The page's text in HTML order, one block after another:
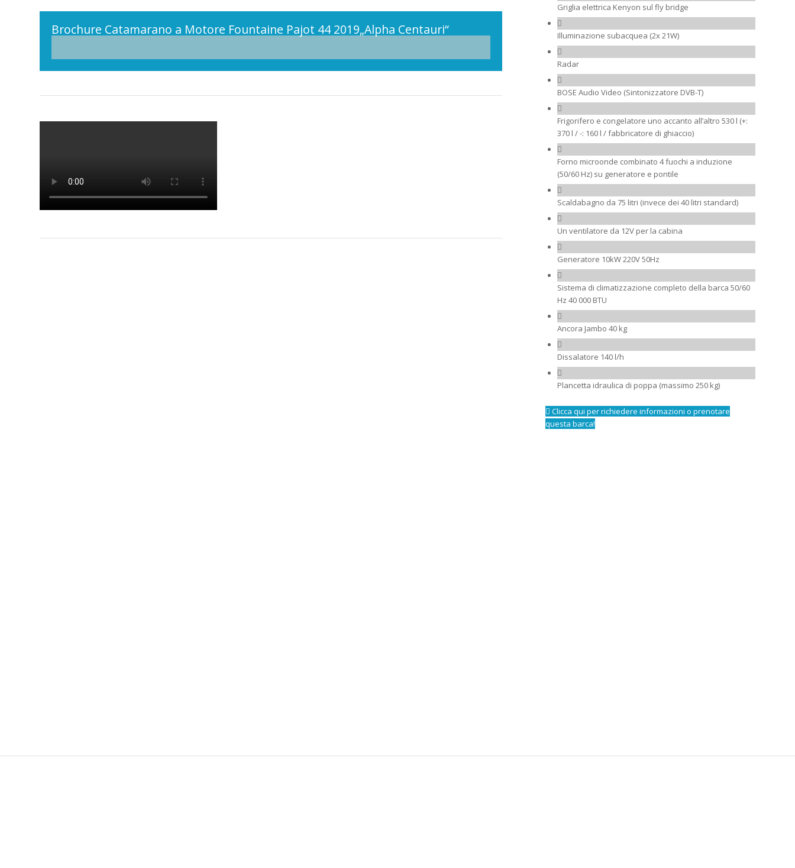
Brochure Catamarano a Motore Fountaine Pajot 44 2019„Alpha Centauri“
Griglia elettrica Kenyon sul fly bridge
Illuminazione subacquea (2x 21W)
Radar
BOSE Audio Video (Sintonizzatore DVB-T)
Frigorifero e congelatore uno accanto all’altro 530 l (+:
370 l / -: 160 l / fabbricatore di ghiaccio)
Forno microonde combinato 4 fuochi a induzione
(50/60 Hz) su generatore e pontile
Scaldabagno da 75 litri (invece dei 40 litri standard)
Un ventilatore da 12V per la cabina
Generatore 10kW 220V 50Hz
Sistema di climatizzazione completo della barca 50/60
Hz 40 000 BTU
Ancora Jambo 40 kg
Dissalatore 140 l/h
Plancetta idraulica di poppa (massimo 250 kg)
Clicca qui per richiedere informazioni o prenotare
questa barca!